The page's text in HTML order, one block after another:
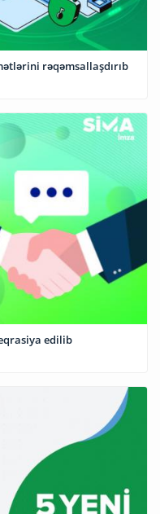
rəqəmsallaşdırıb
edilib